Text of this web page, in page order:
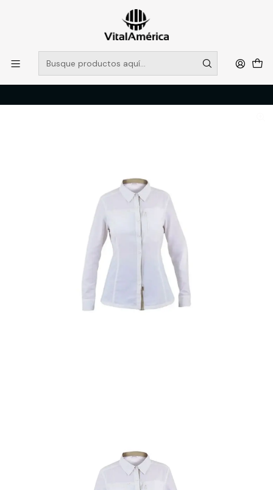
POR SISTEMA FRONTAL SOLO RETIROS EN TIENDA, DESDE
MUCHAS GRACIAS +569 5956 2237
Leer más
Catálogo
VESTIMENTA TECNICA Y CORPORATIVA
POLERAS Y CAMISAS
CAMISA HW ARIZONA MUJER BLANCO S